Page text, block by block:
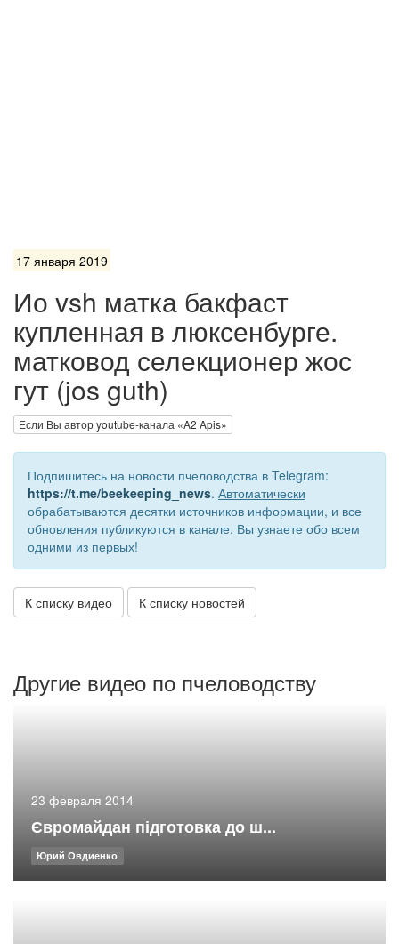
17 января 2019
Ио vsh матка бакфаст
купленная в люксенбурге.
матковод селекционер жос
гут (jos guth)
Если Вы автор youtube-канала «A2 Apis»
Подпишитесь на новости пчеловодства в Telegram:
https://t.me/beekeeping_news. Автоматически
обрабатываются десятки источников информации, и все
обновления публикуются в канале. Вы узнаете обо всем
одними из первых!
К списку видео К списку новостей
Другие видео по пчеловодству
23 февраля 2014
Євромайдан підготовка до ш...
Юрий Овдиенко